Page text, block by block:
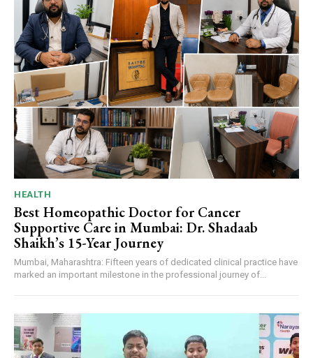
HEALTH
Best Homeopathic Doctor for Cancer
Supportive Care in Mumbai: Dr. Shadaab
Shaikh’s 15-Year Journey
Mumbai, Maharashtra: Fifteen years of dedicated clinical practice have
marked an important milestone in the professional journey of...